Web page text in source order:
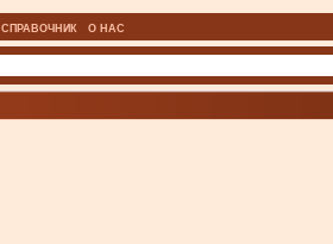
СПРАВОЧНИК О НАС